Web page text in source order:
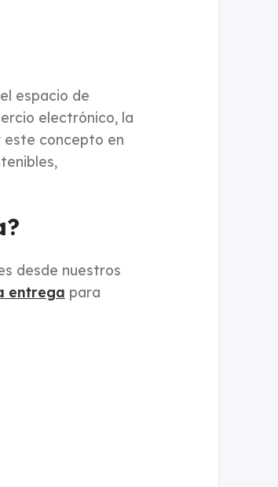
espacio de
electrónico, la
este concepto en
desde nuestros
entrega para